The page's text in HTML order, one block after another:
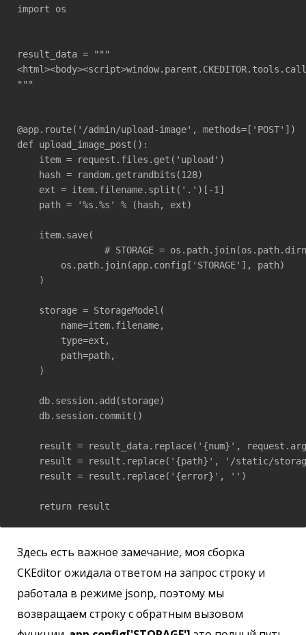
import os
result_data = """
"""
@app.route('/admin/upload-image', methods=['POST'])
def upload_image_post():
    item = request.files.get('upload')
    hash = random.getrandbits(128)
    ext = item.filename.split('.')[-1]
    path = '%s.%s' % (hash, ext)
    item.save(
        os.path.join(app.config['STORAGE'], path)
    )
    storage = StorageModel(
        name=item.filename,
        type=ext,
        path=path,
    )
    db.session.add(storage)
    db.session.commit()
result = result_data.replace('{num}',
result = result.replace('{path}', '/static/
    result = result.replace('{error}', '')
    return result
Здесь есть важное замечание, моя сборка
CKEditor ожидала ответом на запрос строку и
работала в режиме jsonp, поэтому мы
возвращаем строку с обратным вызовом